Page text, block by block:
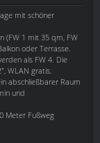
mit schöner
(FW 1 mit 35 qm, FW
oder Terrasse.
als FW 4. Die
WLAN gratis.
abschließbarer Raum
und
Meter Fußweg